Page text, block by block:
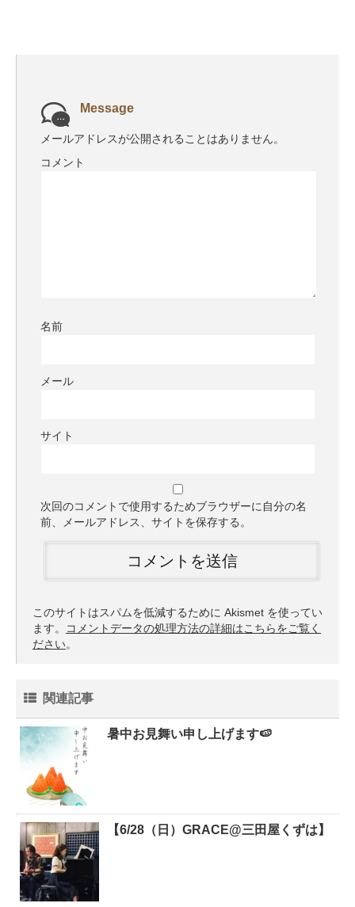
Message
メールアドレスが公開されることはありません。
コメント
名前
メール
サイト
次回のコメントで使用するためブラウザーに自分の名
前、メールアドレス、サイトを保存する。
このサイトはスパムを低減するために Akismet を使ってい
ます。
コメントデータの処理方法の詳細はこちらをご覧く
ださい。
関連記事
暑中お見舞い申し上げます🍉
【6/28（日）GRACE@三田屋くずは】